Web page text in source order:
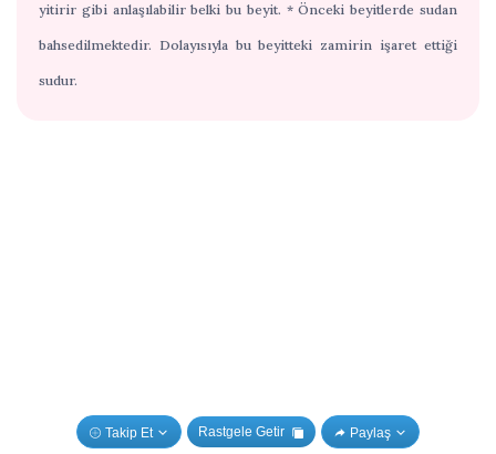
yitirir gibi anlaşılabilir belki bu beyit. * Önceki beyitlerde sudan
bahsedilmektedir. Dolayısıyla bu beyitteki zamirin işaret ettiği
sudur.
Takip Et Rastgele Getir Paylaş